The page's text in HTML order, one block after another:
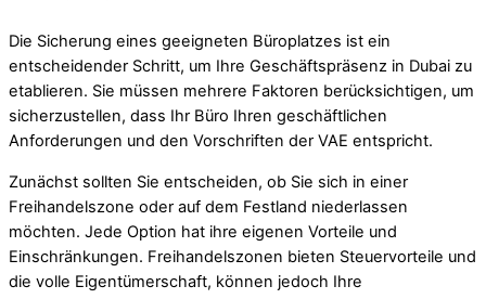
Die Sicherung eines geeigneten Büroplatzes ist ein
entscheidender Schritt, um Ihre Geschäftspräsenz in Dubai zu
etablieren. Sie müssen mehrere Faktoren berücksichtigen, um
sicherzustellen, dass Ihr Büro Ihren geschäftlichen
Anforderungen und den Vorschriften der VAE entspricht.
Zunächst sollten Sie entscheiden, ob Sie sich in einer
Freihandelszone oder auf dem Festland niederlassen
möchten. Jede Option hat ihre eigenen Vorteile und
Einschränkungen. Freihandelszonen bieten Steuervorteile und
die volle Eigentümerschaft, können jedoch Ihre